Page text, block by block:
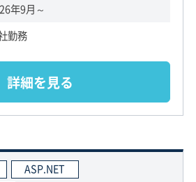
年9月～
勤務
詳細を見る
ASP.NET